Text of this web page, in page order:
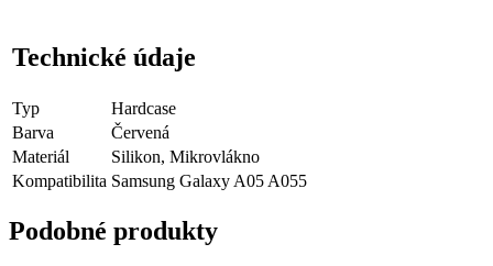
Technické údaje
Typ
Hardcase
Barva
Červená
Materiál
Silikon, Mikrovlákno
Kompatibilita Samsung Galaxy A05 A055
Podobné produkty